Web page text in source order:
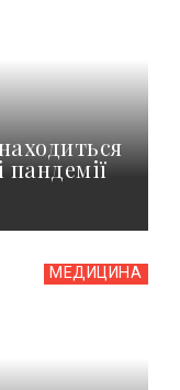
пандемії
МЕДИЦИНА